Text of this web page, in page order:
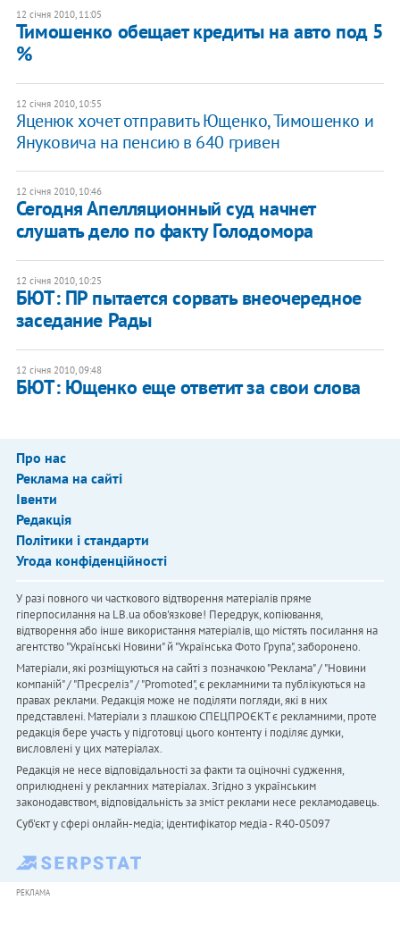
12 січня 2010, 11:05
Тимошенко обещает кредиты на авто под 5
%
12 січня 2010, 10:55
Яценюк хочет отправить Ющенко, Тимошенко и
Януковича на пенсию в 640 гривен
12 січня 2010, 10:46
Сегодня Апелляционный суд начнет
слушать дело по факту Голодомора
12 січня 2010, 10:25
БЮТ: ПР пытается сорвать внеочередное
заседание Рады
12 січня 2010, 09:48
БЮТ: Ющенко еще ответит за свои слова
Про нас
Реклама на сайті
Івенти
Редакція
Політики і стандарти
Угода конфіденційності
У разі повного чи часткового відтворення матеріалів пряме
гіперпосилання на LB.ua обов'язкове! Передрук, копіювання,
відтворення або інше використання матеріалів, що містять посилання на
агентство "Українськi Новини" й "Українська Фото Група", заборонено.
Матеріали, які розміщуються на сайті з позначкою "Реклама" / "Новини
компаній" / "Пресреліз" / "Promoted", є рекламними та публікуються на
правах реклами. Редакція може не поділяти погляди, які в них
представлені. Матеріали з плашкою СПЕЦПРОЄКТ є рекламними, проте
редакція бере участь у підготовці цього контенту і поділяє думки,
висловлені у цих матеріалах.
Редакція не несе відповідальності за факти та оціночні судження,
оприлюднені у рекламних матеріалах. Згідно з українським
законодавством, відповідальність за зміст реклами несе рекламодавець.
Cуб'єкт у сфері онлайн-медіа; ідентифікатор медіа - R40-05097
РЕКЛАМА